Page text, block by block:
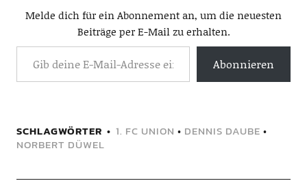
Melde dich für ein Abonnement an, um die neuesten
Beiträge per E-Mail zu erhalten.
Abonnieren
SCHLAGWÖRTER 1. FC UNION • DENNIS DAUBE •
NORBERT DÜWEL